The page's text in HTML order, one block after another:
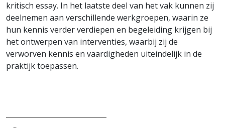
kritisch essay. In het laatste deel van het vak kunnen zij
deelnemen aan verschillende werkgroepen, waarin ze
hun kennis verder verdiepen en begeleiding krijgen bij
het ontwerpen van interventies, waarbij zij de
verworven kennis en vaardigheden uiteindelijk in de
praktijk toepassen.